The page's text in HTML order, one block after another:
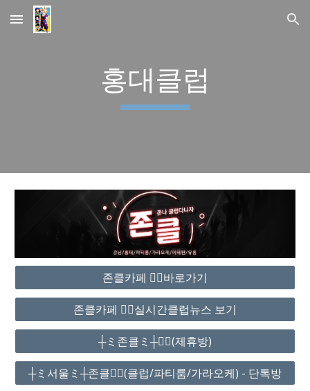
Skip to main content Skip to navigation
홍대클럽
존클카페 ❤️‍🔥바로가기
존클카페 ❤️‍🔥실시간클럽뉴스 보기
┼ミ존클ミ┼❤️‍🔥(제휴방)
┼ミ서울ミ┼존클❤️‍🔥(클럽/파티룸/가라오케) - 단톡방